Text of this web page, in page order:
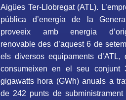
Aigües Ter-Llobregat (ATL).
pública d’energia de la
proveeix amb energia
renovable des d’aquest 6 de
els diversos equipaments d’ATL,
consumeixen en el seu conjunt
gigawatts hora (GWh) anuals a
de 242 punts de subministrament